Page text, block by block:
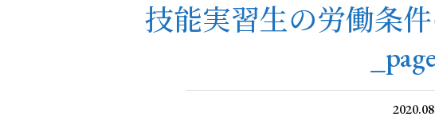
技能実習生の労働条